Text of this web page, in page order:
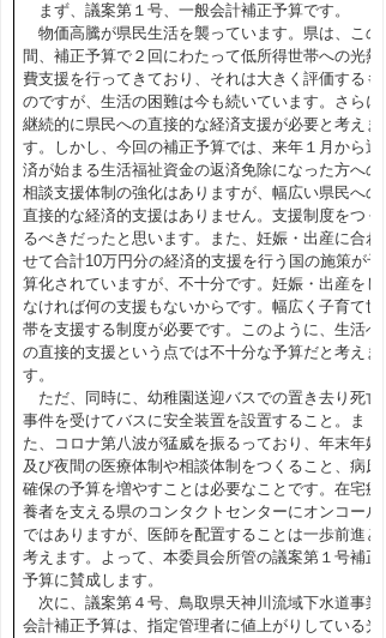
まず、議案第１号、一般会計補正予算です。
物価高騰が県民生活を襲っています。県は、この
間、補正予算で２回にわたって低所得世帯への光熱
費支援を行ってきており、それは大きく評価するも
のですが、生活の困難は今も続いています。さらに
継続的に県民への直接的な経済支援が必要と考えま
す。しかし、今回の補正予算では、来年１月から返
済が始まる生活福祉資金の返済免除になった方への
相談支援体制の強化はありますが、幅広い県民への
直接的な経済的支援はありません。支援制度をつく
るべきだったと思います。また、妊娠・出産に合わ
せて合計10万円分の経済的支援を行う国の施策が予
算化されていますが、不十分です。妊娠・出産をし
なければ何の支援もないからです。幅広く子育て世
帯を支援する制度が必要です。このように、生活へ
の直接的支援という点では不十分な予算だと考えま
す。
ただ、同時に、幼稚園送迎バスでの置き去り死亡
事件を受けてバスに安全装置を設置すること。ま
た、コロナ第八波が猛威を振るっており、年末年始
及び夜間の医療体制や相談体制をつくること、病床
確保の予算を増やすことは必要なことです。在宅療
養者を支える県のコンタクトセンターにオンコール
ではありますが、医師を配置することは一歩前進と
考えます。よって、本委員会所管の議案第１号補正
予算に賛成します。
次に、議案第４号、鳥取県天神川流域下水道事業
会計補正予算は、指定管理者に値上がりしている光